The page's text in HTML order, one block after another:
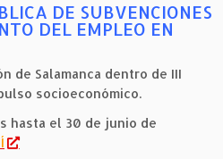
DE SUBVENCIONES
DEL EMPLEO EN
de Salamanca dentro de III
socioeconómico.
hasta el 30 de junio de